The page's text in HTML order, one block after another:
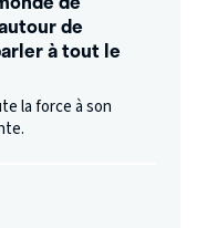
de
à tout le
la force à son